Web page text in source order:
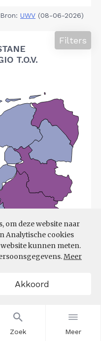
Zoek Meer
om deze website naar
Analytische cookies
kunnen meten.
Meer
Akkoord
Bron: UWV (08-06-2026)
T.O.V.
Filters
Bron:UWV (08-06-2026)